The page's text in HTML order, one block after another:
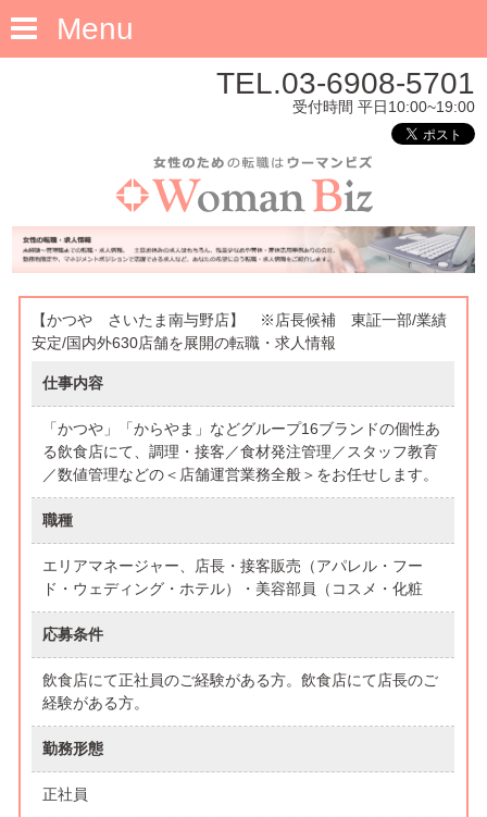
Menu
TEL.03-6908-5701
受付時間 平日10:00~19:00
【かつや さいたま南与野店】 ※店長候補 東証一部/業績
安定/国内外630店舗を展開の転職・求人情報
仕事内容
「かつや」「からやま」などグループ16ブランドの個性あ
る飲食店にて、調理・接客／食材発注管理／スタッフ教育
／数値管理などの＜店舗運営業務全般＞をお任せします。
職種
エリアマネージャー、店長・接客販売（アパレル・フー
ド・ウェディング・ホテル）・美容部員（コスメ・化粧
応募条件
飲食店にて正社員のご経験がある方。飲食店にて店長のご
経験がある方。
勤務形態
正社員